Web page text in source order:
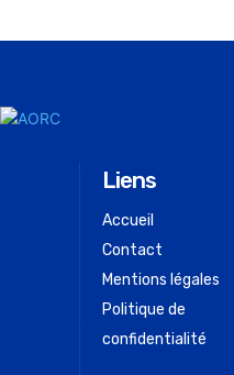
Liens
Accueil
Contact
Mentions légales
Politique de
confidentialité